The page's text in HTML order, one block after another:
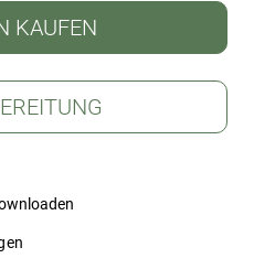
KAUFEN